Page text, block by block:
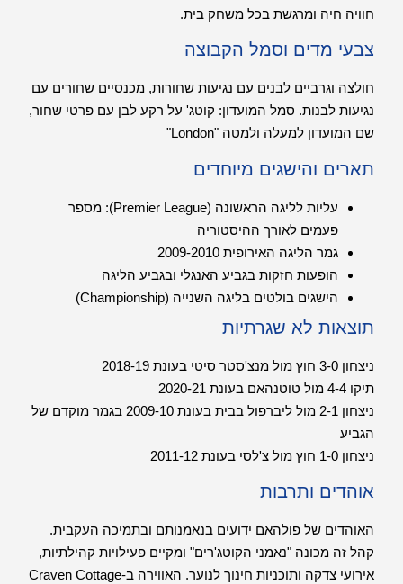
חוויה חיה ומרגשת בכל משחק בית.
צבעי מדים וסמל הקבוצה
חולצה וגרביים לבנים עם נגיעות שחורות, מכנסיים שחורים עם
נגיעות לבנות. סמל המועדון: קוטג' על רקע לבן עם פרטי שחור,
שם המועדון למעלה ולמטה "London"
תארים והישגים מיוחדים
עליות לליגה הראשונה (Premier League): מספר
פעמים לאורך ההיסטוריה
גמר הליגה האירופית 2009-2010
הופעות חזקות בגביע האנגלי ובגביע הליגה
הישגים בולטים בליגה השנייה (Championship)
תוצאות לא שגרתיות
ניצחון 3-0 חוץ מול מנצ'סטר סיטי בעונת 2018-19
תיקו 4-4 מול טוטנהאם בעונת 2020-21
ניצחון 2-1 מול ליברפול בבית בעונת 2009-10 בגמר מוקדם של
הגביע
ניצחון 1-0 חוץ מול צ'לסי בעונת 2011-12
אוהדים ותרבות
האוהדים של פולהאם ידועים בנאמנותם ובתמיכה העקבית.
קהל זה מכונה "נאמני הקוטג'רים" ומקיים פעילויות קהילתיות,
אירועי צדקה ותוכניות חינוך לנוער. האווירה ב-Craven Cottage